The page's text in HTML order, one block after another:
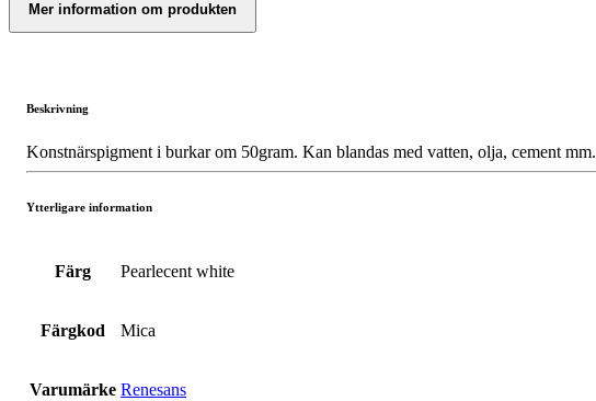
Mer information om produkten
Beskrivning
Konstnärspigment i burkar om 50gram. Kan blandas med vatten, olja, cement mm.
Ytterligare information
Färg Pearlecent white
Färgkod Mica
Varumärke Renesans